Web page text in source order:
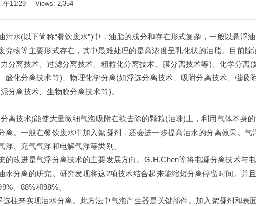
午11:29 Views: 2,354
污水(以下简称“餐饮废水”)中，油脂的成分和存在形式复杂，一般以悬浮油
弃物等主要形式存在，其中最难处理的是高浓度呈乳化状的油脂。目前除
分离技术、过滤分离技术、粗粒化分离技术、膜分离技术等)、化学分离(
酸化分离技术等)、物理化学分离(如浮选分离技术、吸附分离技术、磁吸
分离技术、生物膜分离技术等)。
离技术)能使大量微细气泡吸附在欲去除的颗粒(油珠)上，利用气体本身
离。一般在餐饮废水中加入絮凝剂，还会进一步提高油水的分离效果。气
浮、充气气浮和电解气浮等类别。
的改进是气浮分离技术的主要发展方向。G.H.Chen等将电凝分离技术与
水分离的研究。研究发现将这2项技术结合起来能缩短分离停留时间。并
、88%和98%。
选柱来实现油水分离。此方法中气泡产生器是关键部件。加入絮凝剂和表